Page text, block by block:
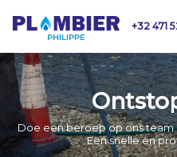
+32 471
Doe een beroep op ons
Een snelle en